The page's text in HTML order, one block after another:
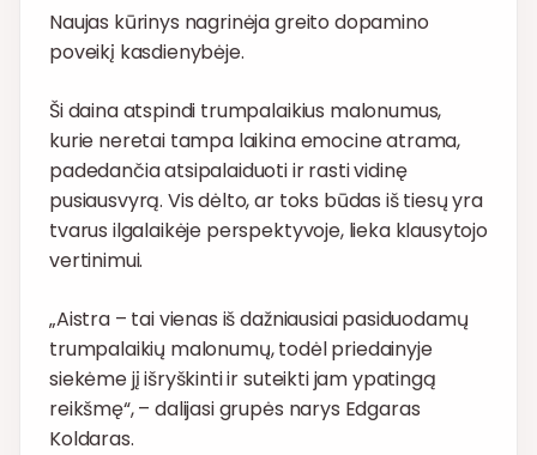
Naujas kūrinys nagrinėja greito dopamino
poveikį kasdienybėje.
Ši daina atspindi trumpalaikius malonumus,
kurie neretai tampa laikina emocine atrama,
padedančia atsipalaiduoti ir rasti vidinę
pusiausvyrą. Vis dėlto, ar toks būdas iš tiesų yra
tvarus ilgalaikėje perspektyvoje, lieka klausytojo
vertinimui.
„Aistra – tai vienas iš dažniausiai pasiduodamų
trumpalaikių malonumų, todėl priedainyje
siekėme jį išryškinti ir suteikti jam ypatingą
reikšmę“, – dalijasi grupės narys Edgaras
Koldaras.